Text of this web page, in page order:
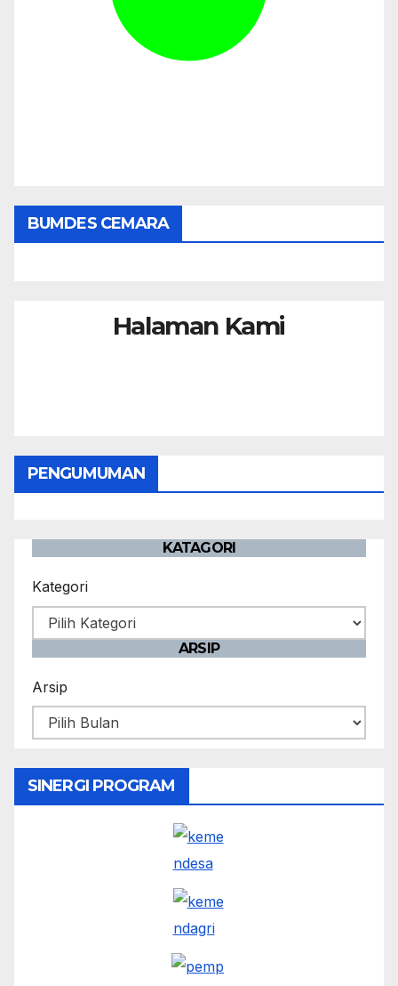
BUMDES CEMARA
Halaman Kami
PENGUMUMAN
KATAGORI
Kategori
ARSIP
Arsip
SINERGI PROGRAM